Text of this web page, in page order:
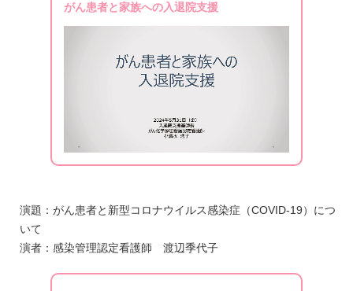
がん患者と家族への入退院支援
演題：がん患者と新型コロナウイルス感染症（COVID-19）につ
いて
演者：感染管理認定看護師 渡辺季代子